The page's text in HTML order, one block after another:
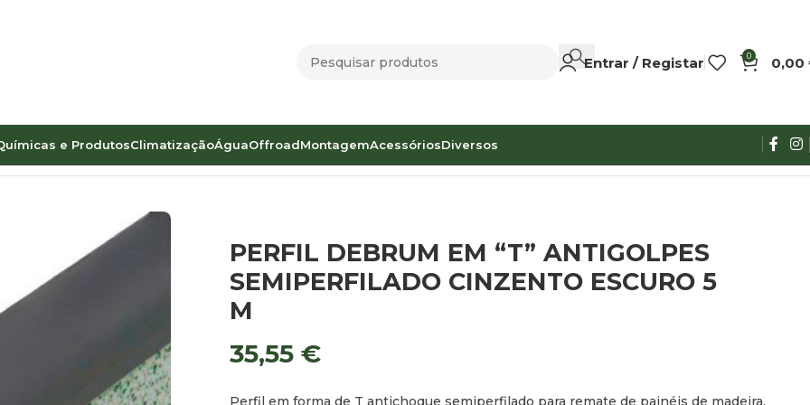
Entrar / Registar 0 0,00
e ProdutosClimatizaçãoÁguaOffroadMontagemAcessóriosDiversos
PERFIL DEBRUM EM “T” ANTIGOLPES SEMIPERFILADO CINZENTO ESCURO 5 M
PERFIL DEBRUM EM “T” ANTIGOLPES
SEMIPERFILADO CINZENTO ESCURO 5
M
35,55 €
Perfil em forma de T antichoque semiperfilado para remate de painéis de madeira.